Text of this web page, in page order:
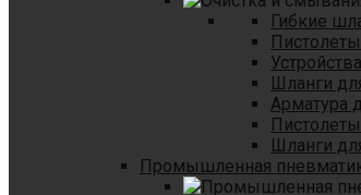
Гибкие
Шланги
Арматура
Шланги
Промышленная